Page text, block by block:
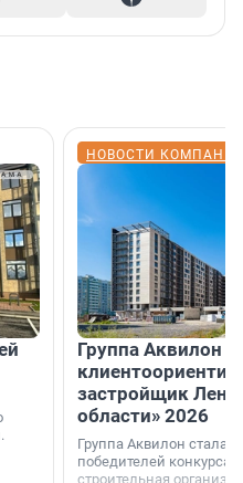
НОВОСТИ
Группа Аквилон
застройщик
области» 2026
Группа Аквилон стала
победителей конкурса
строительная